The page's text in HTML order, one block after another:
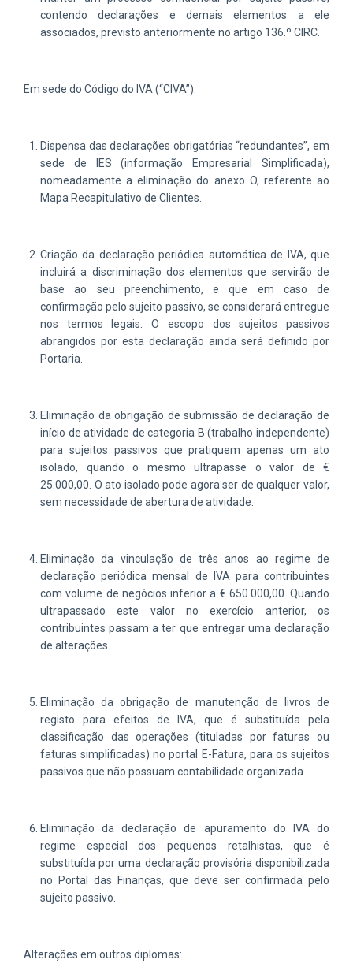
contendo declarações e demais elementos a ele
associados, previsto anteriormente no artigo 136.º CIRC.
Em sede do Código do IVA (“CIVA”):
Dispensa das declarações obrigatórias “redundantes”, em
sede de IES (informação Empresarial Simplificada),
nomeadamente a eliminação do anexo O, referente ao
Mapa Recapitulativo de Clientes.
Criação da declaração periódica automática de IVA, que
incluirá a discriminação dos elementos que servirão de
base ao seu preenchimento, e que em caso de
confirmação pelo sujeito passivo, se considerará entregue
nos termos legais. O escopo dos sujeitos passivos
abrangidos por esta declaração ainda será definido por
Portaria.
Eliminação da obrigação de submissão de declaração de
início de atividade de categoria B (trabalho independente)
para sujeitos passivos que pratiquem apenas um ato
isolado, quando o mesmo ultrapasse o valor de €
25.000,00. O ato isolado pode agora ser de qualquer valor,
sem necessidade de abertura de atividade.
Eliminação da vinculação de três anos ao regime de
declaração periódica mensal de IVA para contribuintes
com volume de negócios inferior a € 650.000,00. Quando
ultrapassado este valor no exercício anterior, os
contribuintes passam a ter que entregar uma declaração
de alterações.
Eliminação da obrigação de manutenção de livros de
registo para efeitos de IVA, que é substituída pela
classificação das operações (tituladas por faturas ou
faturas simplificadas) no portal E-Fatura, para os sujeitos
passivos que não possuam contabilidade organizada.
Eliminação da declaração de apuramento do IVA do
regime especial dos pequenos retalhistas, que é
substituída por uma declaração provisória disponibilizada
no Portal das Finanças, que deve ser confirmada pelo
sujeito passivo.
Alterações em outros diplomas: